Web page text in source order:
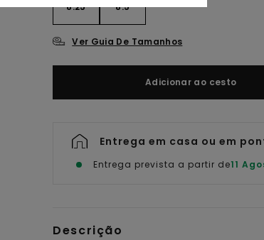
8.25 8.5
Ver Guia De Tamanhos
Adicionar ao cesto
Entrega em casa ou em
Entrega prevista a partir de11
Descrição